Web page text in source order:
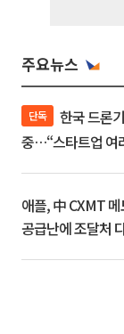
주요뉴스
단독
중…“스타트업 여
애플, 中 CXMT
공급난에 조달처